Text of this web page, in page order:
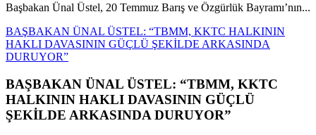
Başbakan Ünal Üstel, 20 Temmuz Barış ve Özgürlük Bayramı’nın...
BAŞBAKAN ÜNAL ÜSTEL: “TBMM, KKTC HALKININ
HAKLI DAVASININ GÜÇLÜ ŞEKİLDE ARKASINDA
DURUYOR”
BAŞBAKAN ÜNAL ÜSTEL: “TBMM, KKTC
HALKININ HAKLI DAVASININ GÜÇLÜ
ŞEKİLDE ARKASINDA DURUYOR”